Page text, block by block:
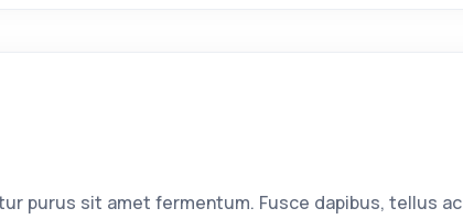
purus sit amet fermentum. Fusce dapibus, tellus ac